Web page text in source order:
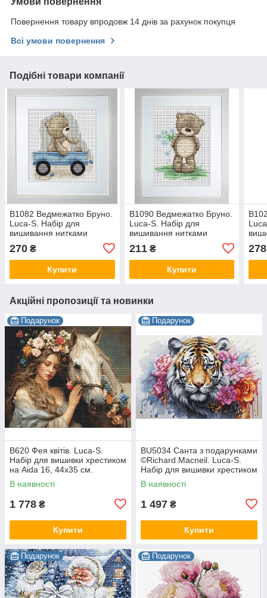
Повернення товару впродовж 14 днів за рахунок покупця
Всі умови повернення
Подібні товари компанії
B1082 Ведмежатко Бруно.
Luca-S. Набір для
вишивання нитками
270 ₴
Купити
B1090 Ведмежатко Бруно.
Luca-S. Набір для
вишивання нитками
211₴
Купити
278
Акційні пропозиції та новинки
Подарунок
B620 Фея квітів. Luca-S.
Набір для вишивки хрестиком
на Aida 16, 44х35 см.
В наявності
1 778 ₴
Купити
Подарунок
BU5034 Санта з подарунками
©Richard Macneil. Luca-S.
Набір для вишивки хрестиком
В наявності
1 497 ₴
Купити
Подарунок Подарунок